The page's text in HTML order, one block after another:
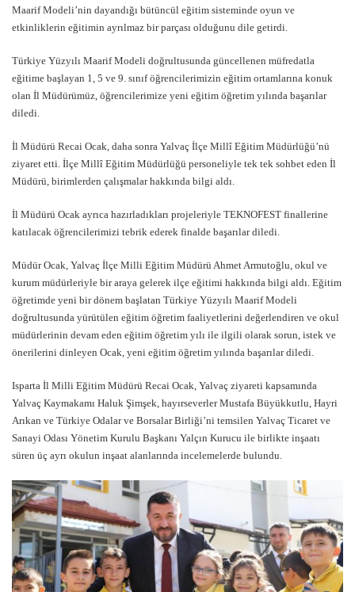
Maarif Modeli’nin dayandığı bütüncül eğitim sisteminde oyun ve
etkinliklerin eğitimin ayrılmaz bir parçası olduğunu dile getirdi.
Türkiye Yüzyılı Maarif Modeli doğrultusunda güncellenen müfredatla
eğitime başlayan 1, 5 ve 9. sınıf öğrencilerimizin eğitim ortamlarına konuk
olan İl Müdürümüz, öğrencilerimize yeni eğitim öğretim yılında başarılar
diledi.
İl Müdürü Recai Ocak, daha sonra Yalvaç İlçe Millî Eğitim Müdürlüğü’nü
ziyaret etti. İlçe Millî Eğitim Müdürlüğü personeliyle tek tek sohbet eden İl
Müdürü, birimlerden çalışmalar hakkında bilgi aldı.
İl Müdürü Ocak ayrıca hazırladıkları projeleriyle TEKNOFEST finallerine
katılacak öğrencilerimizi tebrik ederek finalde başarılar diledi.
Müdür Ocak, Yalvaç İlçe Milli Eğitim Müdürü Ahmet Armutoğlu, okul ve
kurum müdürleriyle bir araya gelerek ilçe eğitimi hakkında bilgi aldı. Eğitim
öğretimde yeni bir dönem başlatan Türkiye Yüzyılı Maarif Modeli
doğrultusunda yürütülen eğitim öğretim faaliyetlerini değerlendiren ve okul
müdürlerinin devam eden eğitim öğretim yılı ile ilgili olarak sorun, istek ve
önerilerini dinleyen Ocak, yeni eğitim öğretim yılında başarılar diledi.
Isparta İl Milli Eğitim Müdürü Recai Ocak, Yalvaç ziyareti kapsamında
Yalvaç Kaymakamı Haluk Şimşek, hayırseverler Mustafa Büyükkutlu, Hayri
Arıkan ve Türkiye Odalar ve Borsalar Birliği’ni temsilen Yalvaç Ticaret ve
Sanayi Odası Yönetim Kurulu Başkanı Yalçın Kurucu ile birlikte inşaatı
süren üç ayrı okulun inşaat alanlarında incelemelerde bulundu.